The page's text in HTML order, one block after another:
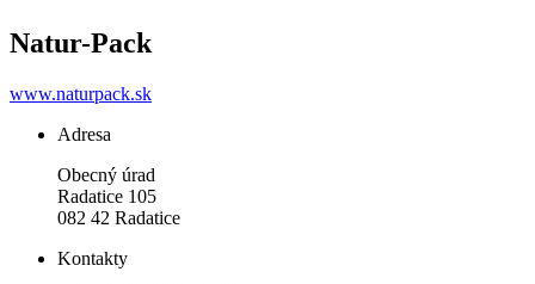
Natur-Pack
www.naturpack.sk
Adresa
Obecný úrad
Radatice 105
082 42 Radatice
Kontakty